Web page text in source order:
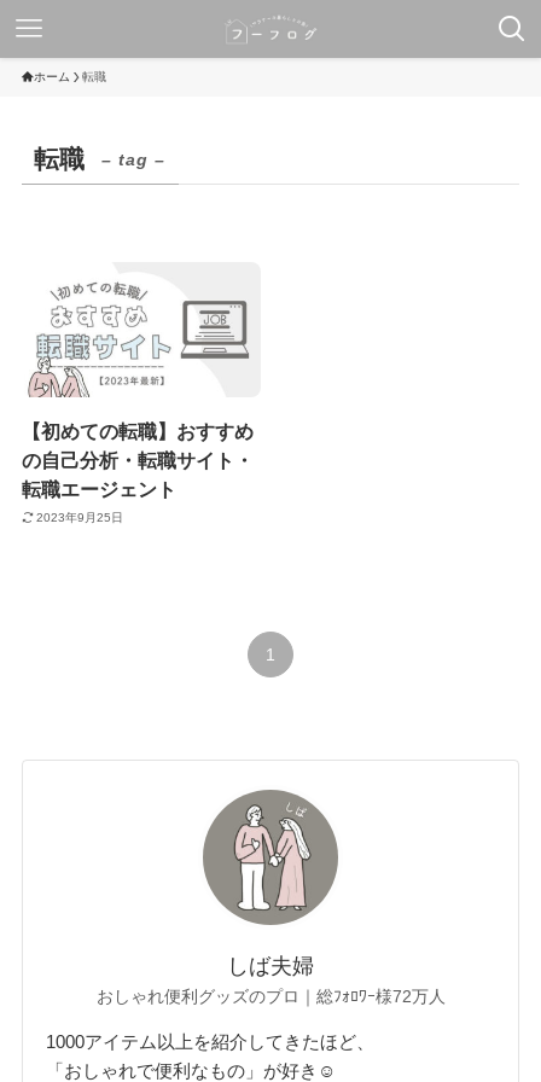
ホーム 転職
転職 – tag –
【初めての転職】おすすめ
の自己分析・転職サイト・
転職エージェント
2023年9月25日
1
しば夫婦
おしゃれ便利グッズのプロ｜総ﾌｫﾛﾜｰ様72万人
1000アイテム以上を紹介してきたほど、
「おしゃれで便利なもの」が好き☺︎